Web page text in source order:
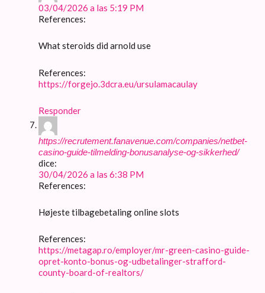
03/04/2026 a las 5:19 PM
References:
What steroids did arnold use
References:
https://forgejo.3dcra.eu/ursulamacaulay
Responder
https://recrutement.fanavenue.com/companies/netbet-
casino-guide-tilmelding-bonusanalyse-og-sikkerhed/
dice:
30/04/2026 a las 6:38 PM
References:
Højeste tilbagebetaling online slots
References:
https://metagap.ro/employer/mr-green-casino-guide-
opret-konto-bonus-og-udbetalinger-strafford-
county-board-of-realtors/